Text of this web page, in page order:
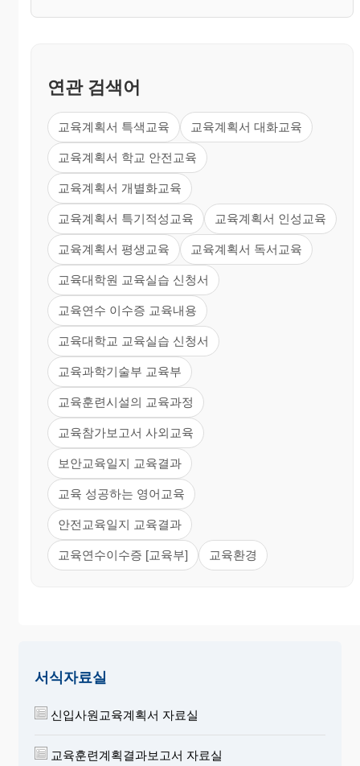
연관 검색어
교육계획서 특색교육 교육계획서 대화교육
교육계획서 학교 안전교육
교육계획서 개별화교육
교육계획서 특기적성교육 교육계획서 인성교육
교육계획서 평생교육 교육계획서 독서교육
교육대학원 교육실습 신청서
교육연수 이수증 교육내용
교육대학교 교육실습 신청서
교육과학기술부 교육부
교육훈련시설의 교육과정
교육참가보고서 사외교육
보안교육일지 교육결과
교육 성공하는 영어교육
안전교육일지 교육결과
교육연수이수증 [교육부] 교육환경
서식자료실
신입사원교육계획서 자료실
교육훈련계획결과보고서 자료실